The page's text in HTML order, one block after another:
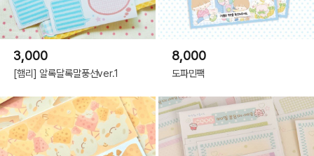
3,000
[햄리] 알록달록말풍선ver.1
8,000
도파민팩